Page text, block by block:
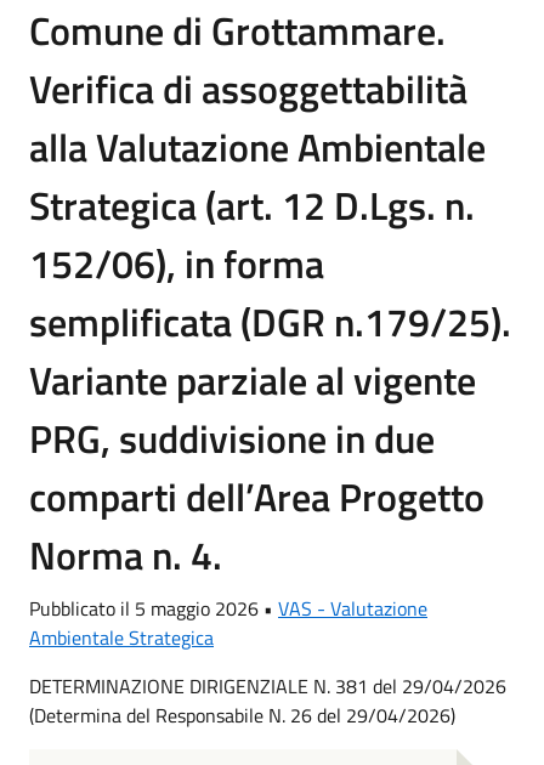
Comune di Grottammare.
Verifica di assoggettabilità
alla Valutazione Ambientale
Strategica (art. 12 D.Lgs. n.
152/06), in forma
semplificata (DGR n.179/25).
Variante parziale al vigente
PRG, suddivisione in due
comparti dell’Area Progetto
Norma n. 4.
Pubblicato il 5 maggio 2026 • VAS - Valutazione
Ambientale Strategica
DETERMINAZIONE DIRIGENZIALE N. 381 del 29/04/2026
(Determina del Responsabile N. 26 del 29/04/2026)